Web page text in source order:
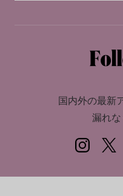
国内外の最新
漏れな